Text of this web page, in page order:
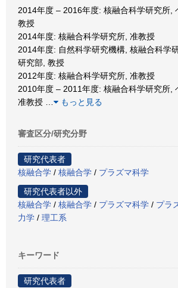
2014年度 – 2016年度: 核融合科学研究所,
教授
2014年度: 核融合科学研究所, 准教授
2014年度: 自然科学研究機構, 核融合科学
研究部, 教授
2012年度: 核融合科学研究所, 准教授
2010年度 – 2011年度: 核融合科学研究所,
准教授
もっと見る
審査区分/研究分野
研究代表者
核融合学 / 核融合学 / プラズマ科学
研究代表者以外
核融合学 / 核融合学 / プラズマ科学 / プラ
力学 / 理工系
キーワード
研究代表者